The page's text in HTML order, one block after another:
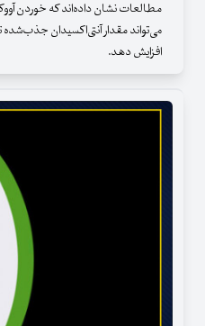
مطالعات نشان داده‌اند که خوردن
می‌تواند مقدار آنتی‌اکسیدان
افزایش دهد.